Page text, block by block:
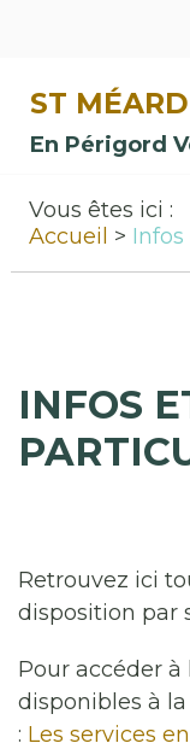
ST
En Périgord
Vous êtes ici :
Accueil
INFOS
Retrouvez ici
disposition par
Pour accéder à
disponibles à
: Les services